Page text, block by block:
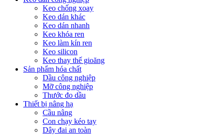
Keo chống xoay
Keo dán khác
Keo dán nhanh
Keo khóa ren
Keo làm kín ren
Keo silicon
Keo thay thế gioăng
Sản phẩm hóa chất
Dầu công nghiệp
Mỡ công nghiệp
Thước đo dầu
Thiết bị nâng hạ
Cầu nâng
Con chạy kéo tay
Dây đai an toàn